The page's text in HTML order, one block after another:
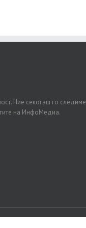
Ние секогаш го следиме
на ИнфоМедиа.